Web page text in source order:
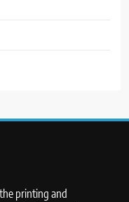
printing and